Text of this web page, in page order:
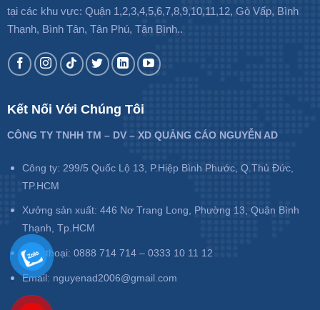
tại các khu vực: Quận 1,2,3,4,5,6,7,8,9,10,11,12, Gò Vấp, Bình
Thạnh, Bình Tân, Tân Phú, Tân Bình..
Kết Nối Với Chúng Tôi
CÔNG TY TNHH TM – DV – XD QUẢNG CÁO NGUYỄN AD
Công ty: 299/5 Quốc Lộ 13, P.Hiệp Bình Phước, Q.Thủ Đức,
TP.HCM
Xưởng sản xuất: 446 Nơ Trang Long, Phường 13, Quận Bình
Thạnh, Tp.HCM
Điện thoại: 0888 714 714 – 0333 10 11 12
Email: nguyenad2006@gmail.com